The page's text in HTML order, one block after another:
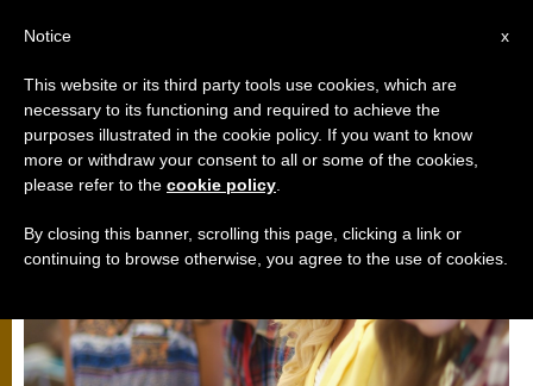
تربية
x
Notice
This website or its third party tools use cookies, which are
necessary to its functioning and required to achieve the
purposes illustrated in the cookie policy. If you want to know
more or withdraw your consent to all or some of the cookies,
please refer to the cookie policy
By closing this banner, scrolling this page, clicking a link or
continuing to browse otherwise, you agree to the use of cookies.